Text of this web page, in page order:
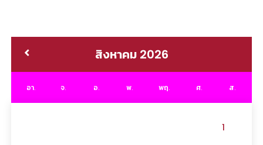
สิงหาคม 2026
อา. จ. อ. พ. พฤ. ศ. ส.
1